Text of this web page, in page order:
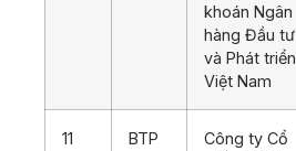
khoán Ngân
hàng Đầu tư
và Phát triển
Việt Nam
11 BTP
Công ty Cổ